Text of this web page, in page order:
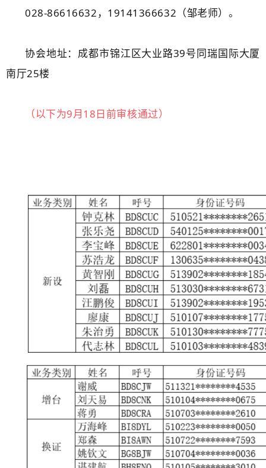
028-86616632，19141366632（邹老师）。
协会地址：成都市锦江区大业路39号同瑞国际大厦
南厅25楼
（以下为9月18日前审核通过）